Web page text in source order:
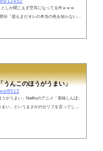
しか聞こえず空耳になってる件ｗｗｗ
分「誰もまだオレの本当の色を知らない」
うんこのほうがうまい」
8512
がうまい」Netflixのアニメ「美味しんぼ」
い」というまさかのセリフを言ってしま